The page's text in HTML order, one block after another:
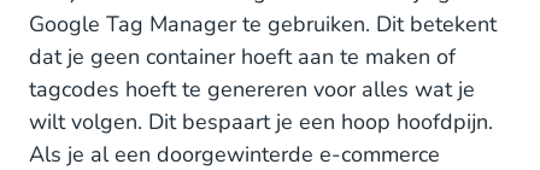
Google Tag Manager te gebruiken. Dit betekent
dat je geen container hoeft aan te maken of
tagcodes hoeft te genereren voor alles wat je
wilt volgen. Dit bespaart je een hoop hoofdpijn.
Als je al een doorgewinterde e-commerce